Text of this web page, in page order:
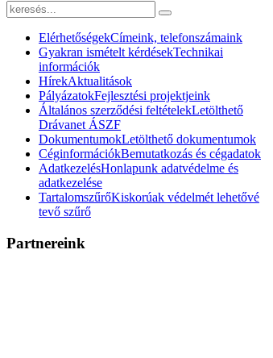
ElérhetőségekCímeink, telefonszámaink
Gyakran ismételt kérdésekTechnikai
információk
HírekAktualitások
PályázatokFejlesztési projektjeink
Általános szerződési feltételekLetölthető
Drávanet ÁSZF
DokumentumokLetölthető dokumentumok
CéginformációkBemutatkozás és cégadatok
AdatkezelésHonlapunk adatvédelme és
adatkezelése
TartalomszűrőKiskorúak védelmét lehetővé
tevő szűrő
Partnereink